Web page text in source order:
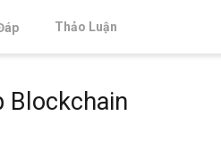
Thảo Luận
Blockchain